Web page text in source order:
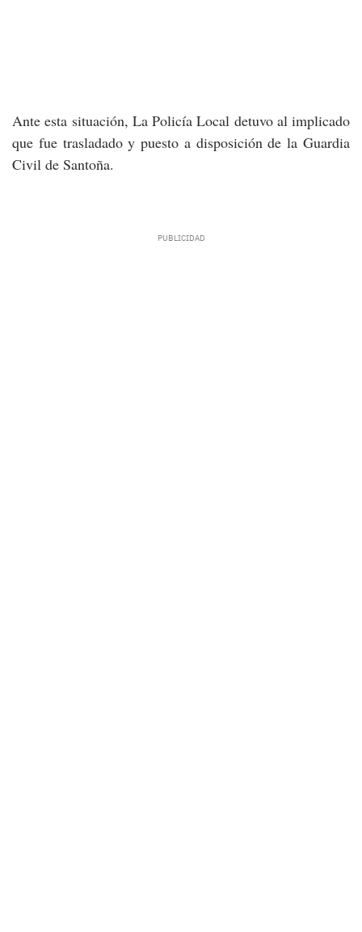
Ante esta situación, La Policía Local detuvo al implicado
que fue trasladado y puesto a disposición de la Guardia
Civil de Santoña.